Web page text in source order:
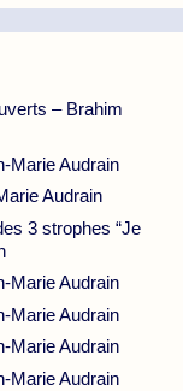
– Brahim
Marie Audrain
Audrain
3 strophes “Je
Marie Audrain
Marie Audrain
Marie Audrain
Marie Audrain